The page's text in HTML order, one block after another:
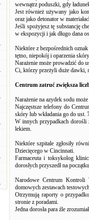
wewnątrz poduszki, gdy
Jest również używany jako
oraz jako detonator w
Jeśli spożyjesz tę substancję
w ekspozycji i jak długo dana
Niektóre z bezpośrednich
tętno, niepokój i oparzenia
Narażenie może prowadzić do
Ci, którzy przeżyli duże dawki,
Centrum zatruć zwiększa
Narażenie na azydek sodu
Najczęstsze telefony do
skóry lub wkładania go do ust.
W innych przypadkach dorośli
lekiem.
Niektóre szpitale zgłosiły
Dziecięcego w Cincinnati.
Farmaceuta i toksykolog
dorosłych przyszedł na
Narodowe Centrum Kontroli
domowych zestawach
Otrzymują raporty o
stronie z poradami.
Jedna dorosła para źle